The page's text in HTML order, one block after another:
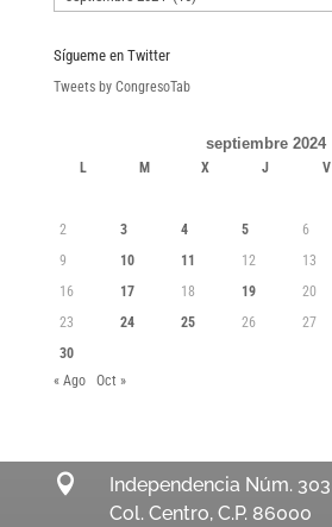
Sígueme en Twitter
Tweets by CongresoTab
septiembre 2024
L M X J V
2
3 4 5 6
9
10 11 12 13
16
17 18 19 20
23
24 25 26 27
30
« Ago
Oct »

Independencia Núm. 303
Col. Centro, C.P. 86000